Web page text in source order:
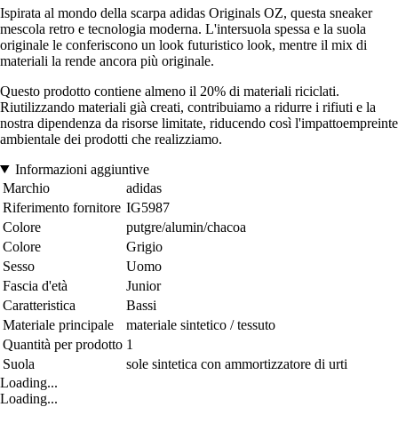
Ispirata al mondo della scarpa adidas Originals OZ, questa sneaker
mescola retro e tecnologia moderna. L'intersuola spessa e la suola
originale le conferiscono un look futuristico look, mentre il mix di
materiali la rende ancora più originale.
Questo prodotto contiene almeno il 20% di materiali riciclati.
Riutilizzando materiali già creati, contribuiamo a ridurre i rifiuti e la
nostra dipendenza da risorse limitate, riducendo così l'impattoempreinte
ambientale dei prodotti che realizziamo.
Informazioni aggiuntive
Marchio
adidas
Riferimento fornitore IG5987
Colore
putgre/alumin/chacoa
Colore
Grigio
Sesso
Uomo
Fascia d'età
Junior
Caratteristica
Bassi
Materiale principale
materiale sintetico / tessuto
Quantità per prodotto 1
Suola
sole sintetica con ammortizzatore di urti
Loading...
Loading...